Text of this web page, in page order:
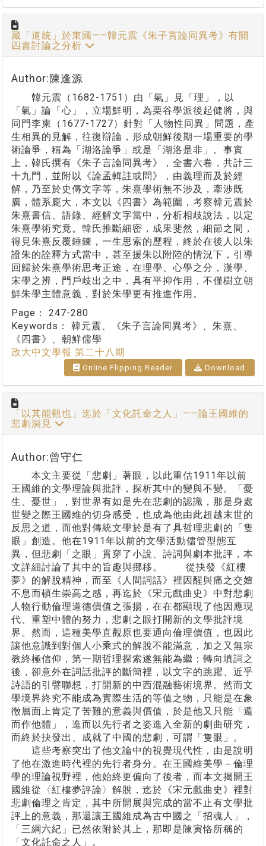
藏「道統」於東國——韓元震《朱子言論同異考》有關
四書討論之分析
Author:陳逢源
韓元震（1682-1751）由「氣」見「理」，以
「氣」論「心」，立場鮮明，為栗谷學派後起健將，與
同門李柬（1677-1727）針對「人物性同異」問題，產
生相異的見解，往復辯論，形成朝鮮後期一場重要的學
術論爭，稱為「湖洛論爭」或是「湖洛是非」。事實
上，韓氏撰有《朱子言論同異考》，全書六卷，共計三
十九門，並附以《論孟輯註或問》，由義理而及於經
解，乃至於史傳文字等，朱熹學術無不涉及，牽涉既
廣，體系龐大，本文以《四書》為範圍，考察韓元震於
朱熹書信、語錄、經解文字當中，分析相歧說法，以定
朱熹學術究竟。韓氏推斷細密，成果斐然，細節之間，
得見朱熹反覆錘鍊，一生思索的歷程，終於在後人以朱
證朱的詮釋方式當中，甚至援朱以附陸的情況下，引導
回歸於朱熹學術思考正途，在理學、心學之分，漢學、
宋學之辨，門戶歧出之中，具有平抑作用，不僅樹立朝
鮮朱學主體意義，對於朱學更有推進作用。
Page： 247-280
Keywords： 韓元震、《朱子言論同異考》、朱熹、
《四書》、朝鮮儒學
政大中文學報 第二十八期
Online Flipping Reader Download
「以其能觀也」迄於「文化託命之人」——論王國維的
悲劇洞見
Author:曾守仁
本文主要從「悲劇」著眼，以此重估1911年以前
王國維的文學理論與批評，探析其中的變與不變。「憂
生、憂世」，對世界有如是先在悲劇的認識，那是身處
世變之際王國維的切身感受，也成為他由此超越末世的
反思之道，而他對傳統文學於是有了具哲理悲劇的「隻
眼」創造。他在1911年以前的文學活動儘管型態互
異，但悲劇「之眼」貫穿了小說、詩詞與劇本批評，本
文詳細討論了其中的旨趣與挪移。 從抉發《紅樓
夢》的解脫精神，而至《人間詞話》裡因醒與痛之交嬗
不息而頓生崇高之感，再迄於《宋元戲曲史》中對悲劇
人物行動倫理道德價值之張揚，在在都顯現了他因應現
代、重塑中體的努力，悲劇之眼打開新的文學批評境
界。然而，這種美學直觀原也要通向倫理價值，也因此
讓他意識到對個人小乘式的解脫不能滿意，加之又無宗
教終極信仰，第一期哲理探索遂無能為繼；轉向填詞之
後，卻意外在詞話批評的斷簡裡，以文字的跳躍、近乎
詩語的引譬聯想，打開新的中西混融藝術境界。然而文
學境界終究不能成為實際生活的等值之物，只能是在象
徵層面上肯定了苦難的意義與價值，於是他又只能「遁
而作他體」，進而以先行者之姿進入全新的劇曲研究，
而終於抉發出、成就了中國的悲劇，可謂「隻眼」。
這些考察突出了他文論中的視覺現代性，由是說明
了他在激進時代裡的先行者身分。在王國維美學－倫理
學的理論視野裡，他始終更偏向了後者，而本文揭開王
國維從〈紅樓夢評論〉解脫，迄於《宋元戲曲史》裡對
悲劇倫理之肯定，其中所開展與完成的當不止有文學批
評上的意義，那還讓王國維成為古中國之「招魂人」，
「三綱六紀」已然依附於其上，那即是陳寅恪所稱的
「文化託命之人」。